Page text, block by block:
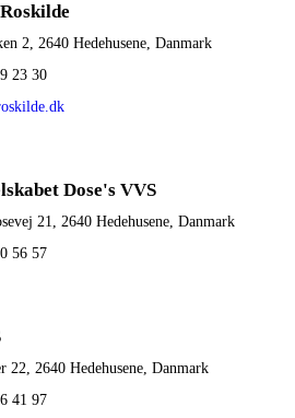
2, 2640 Hedehusene, Danmark
23 30
Dose's VVS
21, 2640 Hedehusene, Danmark
56 57
22, 2640 Hedehusene, Danmark
41 97